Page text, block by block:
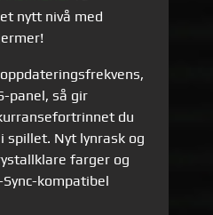
nytt nivå med
panel, så gir
du
spillet. Nyt lynrask og
farger og
Sync-kompatibel